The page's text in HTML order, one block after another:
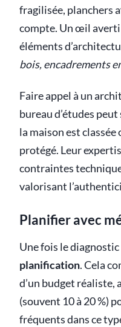
fragilisée, planchers
compte. Un œil averti
éléments
bois, encadrements
Faire appel à un
bureau d’études
la maison est
protégé. Leur
contraintes
valorisant
Planifier avec
Une fois le diagnostic
planification. Cela
d’un budget réaliste,
(souvent 10 à 20 %)
fréquents dans ce